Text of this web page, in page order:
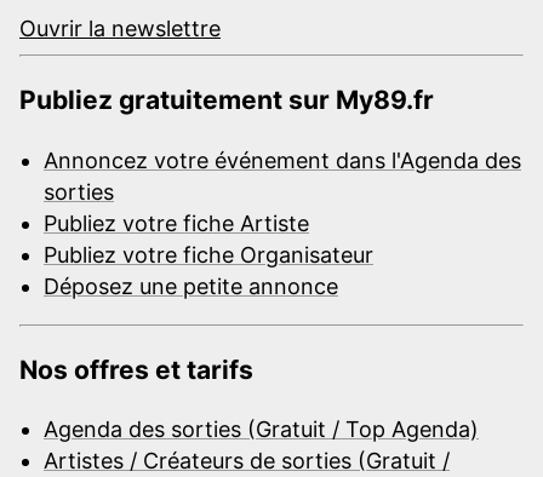
Ouvrir la newslettre
Publiez gratuitement sur My89.fr
Annoncez votre événement dans l'Agenda des
sorties
Publiez votre fiche Artiste
Publiez votre fiche Organisateur
Déposez une petite annonce
Nos offres et tarifs
Agenda des sorties (Gratuit / Top Agenda)
Artistes / Créateurs de sorties (Gratuit /